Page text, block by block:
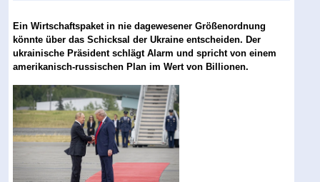
Ein Wirtschaftspaket in nie dagewesener Größenordnung
könnte über das Schicksal der Ukraine entscheiden. Der
ukrainische Präsident schlägt Alarm und spricht von einem
amerikanisch-russischen Plan im Wert von Billionen.